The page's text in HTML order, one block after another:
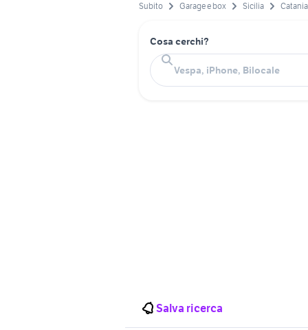
Subito Garage e box Sicilia
Cosa cerchi?
Salva ricerca